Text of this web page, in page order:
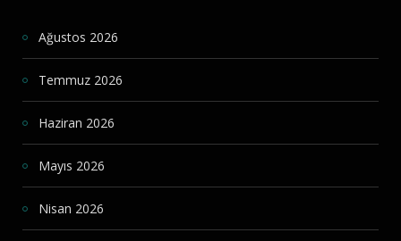
Ağustos 2026
Temmuz 2026
Haziran 2026
Mayıs 2026
Nisan 2026